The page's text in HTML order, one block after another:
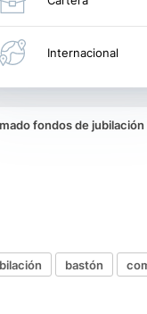
Internacional
fondos de jubilación
bastón